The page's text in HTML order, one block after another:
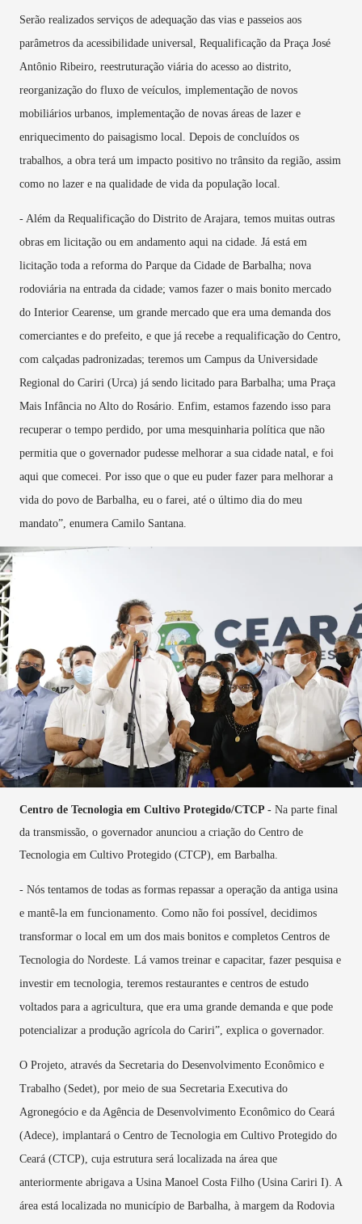
Serão realizados serviços de adequação das vias e passeios aos
parâmetros da acessibilidade universal, Requalificação da Praça José
Antônio Ribeiro, reestruturação viária do acesso ao distrito,
reorganização do fluxo de veículos, implementação de novos
mobiliários urbanos, implementação de novas áreas de lazer e
enriquecimento do paisagismo local. Depois de concluídos os
trabalhos, a obra terá um impacto positivo no trânsito da região, assim
como no lazer e na qualidade de vida da população local.
- Além da Requalificação do Distrito de Arajara, temos muitas outras
obras em licitação ou em andamento aqui na cidade. Já está em
licitação toda a reforma do Parque da Cidade de Barbalha; nova
rodoviária na entrada da cidade; vamos fazer o mais bonito mercado
do Interior Cearense, um grande mercado que era uma demanda dos
comerciantes e do prefeito, e que já recebe a requalificação do Centro,
com calçadas padronizadas; teremos um Campus da Universidade
Regional do Cariri (Urca) já sendo licitado para Barbalha; uma Praça
Mais Infância no Alto do Rosário. Enfim, estamos fazendo isso para
recuperar o tempo perdido, por uma mesquinharia política que não
permitia que o governador pudesse melhorar a sua cidade natal, e foi
aqui que comecei. Por isso que o que eu puder fazer para melhorar a
vida do povo de Barbalha, eu o farei, até o último dia do meu
mandato”, enumera Camilo Santana.
Centro de Tecnologia em Cultivo Protegido/CTCP - Na parte final
da transmissão, o governador anunciou a criação do Centro de
Tecnologia em Cultivo Protegido (CTCP), em Barbalha.
- Nós tentamos de todas as formas repassar a operação da antiga usina
e mantê-la em funcionamento. Como não foi possível, decidimos
transformar o local em um dos mais bonitos e completos Centros de
Tecnologia do Nordeste. Lá vamos treinar e capacitar, fazer pesquisa e
investir em tecnologia, teremos restaurantes e centros de estudo
voltados para a agricultura, que era uma grande demanda e que pode
potencializar a produção agrícola do Cariri”, explica o governador.
O Projeto, através da Secretaria do Desenvolvimento Econômico e
Trabalho (Sedet), por meio de sua Secretaria Executiva do
Agronegócio e da Agência de Desenvolvimento Econômico do Ceará
(Adece), implantará o Centro de Tecnologia em Cultivo Protegido do
Ceará (CTCP), cuja estrutura será localizada na área que
anteriormente abrigava a Usina Manoel Costa Filho (Usina Cariri I). A
área está localizada no município de Barbalha, à margem da Rodovia